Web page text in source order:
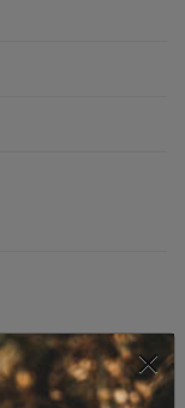
×